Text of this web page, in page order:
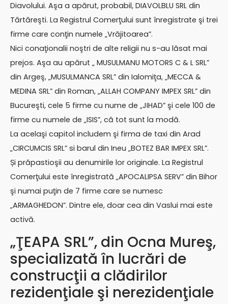
Diavolului. Aşa a apărut, probabil, DIAVOLBLU SRL din
Tărtăreşti. La Registrul Comerţului sunt înregistrate şi trei
firme care conţin numele „Vrăjitoarea”.
Nici conaţionalii noştri de alte religii nu s-au lăsat mai
prejos. Aşa au apărut „ MUSULMANU MOTORS C & L SRL”
din Argeş, „MUSULMANCA SRL” din Ialomiţa, „MECCA &
MEDINA SRL” din Roman, „ALLAH COMPANY IMPEX SRL” din
Bucureşti, cele 5 firme cu nume de „JIHAD” şi cele 100 de
firme cu numele de „ISIS”, că tot sunt la modă.
La acelaşi capitol includem şi firma de taxi din Arad
„CIRCUMCIS SRL” si barul din Ineu „BOTEZ BAR IMPEX SRL”.
Și prăpastioşii au denumirile lor originale. La Registrul
Comerţului este înregistrată „APOCALIPSA SERV” din Bihor
şi numai puţin de 7 firme care se numesc
„ARMAGHEDON”. Dintre ele, doar cea din Vaslui mai este
activă.
„ŢEAPA SRL”, din Ocna Mureş,
specializată în lucrări de
construcţii a clădirilor
rezidenţiale şi nerezidenţiale